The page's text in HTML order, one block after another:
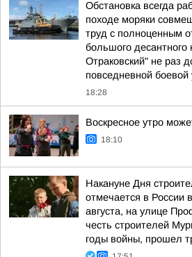
Обстановка всегда
походе моряки
труд с полноценным
большого десантного
Отраковский" не раз
повседневной боевой
18:28
Воскресное утро
18:10
Накануне Дня
отмечается в России
августа, на улице
честь строителей
годы войны, прошел